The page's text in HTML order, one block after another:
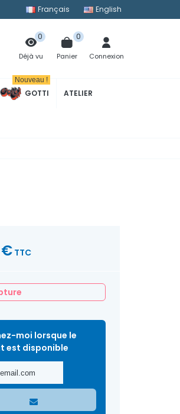
Français English
Déjà vu
0
Panier
0
Connexion
GOTTI
Nouveau !
ATELIER
€ TTC
moi lorsque le
est disponible